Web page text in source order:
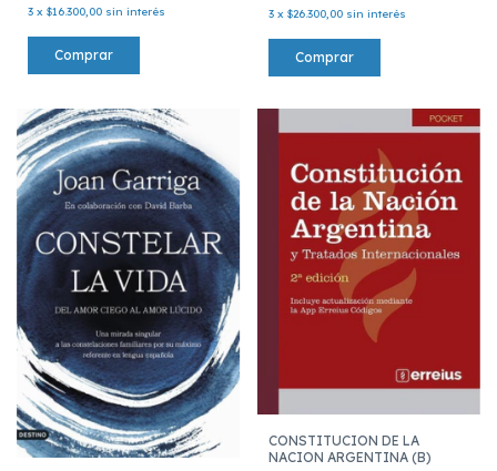
3 x $16.300,00 sin interés 3 x $26.300,00 sin interés
CONSTITUCION DE LA
NACION ARGENTINA (B)